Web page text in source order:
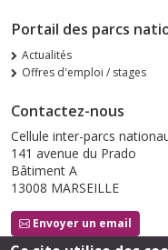
Portail des parcs
Actualités
Offres d'emploi / stages
Contactez-nous
Cellule inter-parcs
141 avenue du Prado
Bâtiment A
13008 MARSEILLE
Envoyer un email